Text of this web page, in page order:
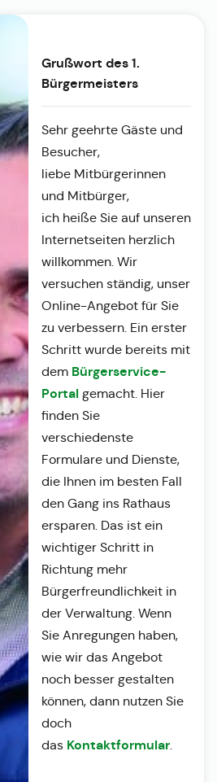
Grußwort des 1.
Bürgermeisters
Sehr geehrte Gäste und
Besucher,
liebe Mitbürgerinnen
und Mitbürger,
ich heiße Sie auf unseren
Internetseiten herzlich
willkommen. Wir
versuchen ständig, unser
Online-Angebot für Sie
zu verbessern. Ein erster
Schritt wurde bereits mit
dem Bürgerservice-
Portalgemacht. Hier
finden Sie
verschiedenste
Formulare und Dienste,
die Ihnen im besten Fall
den Gang ins Rathaus
ersparen. Das ist ein
wichtiger Schritt in
Richtung mehr
Bürgerfreundlichkeit in
der Verwaltung. Wenn
Sie Anregungen haben,
wie wir das Angebot
noch besser gestalten
können, dann nutzen Sie
doch
das Kontaktformular.